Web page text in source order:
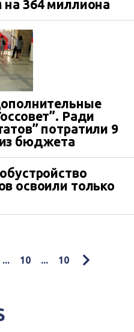
на 364 миллиона
Ради
потратили 9
бюджета
освоили только
... 10 ... 10